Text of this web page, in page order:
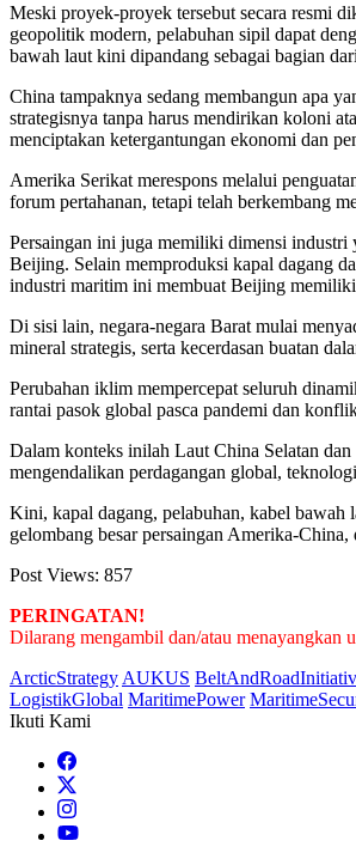
Meski proyek-proyek tersebut secara resmi
geopolitik modern, pelabuhan sipil dapat
bawah laut kini dipandang sebagai bagian
China tampaknya sedang membangun apa
strategisnya tanpa harus mendirikan koloni
menciptakan ketergantungan ekonomi dan
Amerika Serikat merespons melalui
forum pertahanan, tetapi telah berkembang
Persaingan ini juga memiliki dimensi industri
Beijing. Selain memproduksi kapal dagang
industri maritim ini membuat Beijing memiliki
Di sisi lain, negara-negara Barat mulai
mineral strategis, serta kecerdasan buatan
Perubahan iklim mempercepat seluruh
rantai pasok global pasca pandemi dan
Dalam konteks inilah Laut China Selatan
mengendalikan perdagangan global,
Kini, kapal dagang, pelabuhan, kabel bawah
gelombang besar persaingan Amerika-
Post Views: 857
PERINGATAN!
Dilarang mengambil dan/atau menayangkan
ArcticStrategy AUKUS
LogistikGlobal MaritimePower
Ikuti Kami